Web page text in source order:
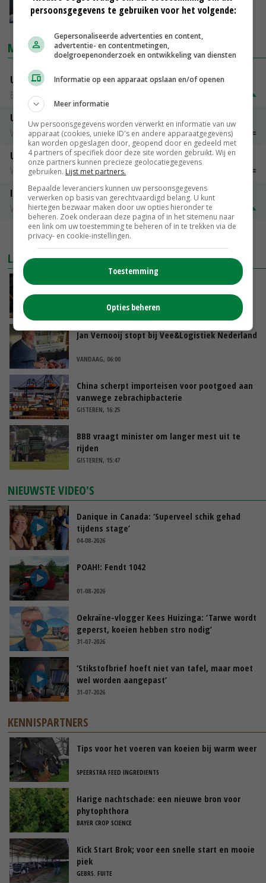
01-02-2018
MARKTPRIJZEN
Uitbetaalprijs DCA BestPigletPrice
Biggen weekprijzen
Uitbetaalprijs Compaxo
Vleesvarkens
€ 1,22 € 0,00
Uitbetaalprijs Van Rooi Meat
Vleesvarkens
ISN prijs Frankrijk
Vleesvarkens
€ 1,78
MEER MARKTPRIJZEN
LAATSTE NIEUWS
Zalmkweker wil ‘standaard neerzetten die als
voorbeeld kan dienen voor sector’
VANDAAG, 06:21
Jan Vernooij stopt bij Vee&Logistiek Nederland
VANDAAG, 06:00
China scherpt importeisen voor pootgoed aan
vanwege zebrachipbacterie
GISTEREN, 16:25
BBB vraagt minister om langer mest uit te
rijden
GISTEREN, 15:47
NIEUWSTE VIDEO'S
Danique in Canada: ‘Superveel schik gehad
tijdens stage’
04-08-2026
POAH!: Fendt 1042
01-08-2026
Oekraïne-vlogger Kees Huizinga: ‘Tarwe wordt
geperst, koeien hebben stro nodig’
31-07-2026
‘Stikstofbrief hoeft niet van tafel, maar moet
wel worden aangepast’
31-07-2026
KENNISPARTNERS
Tips voor het voeren van koeien bij warm weer
SPEERSTRA FEED INGREDIENTS
Harige nachtschade: een nieuwe bron voor
phytophthora
BAYER CROP SCIENCE
Kick Start Brok; voor een snelle start en mooie
piek
GEBRS. FUITE
persoonsgegevens te gebruiken voor het volgende:
Gepersonaliseerde advertenties en content,
advertentie- en contentmetingen,
doelgroepenonderzoek en ontwikkeling van diensten
Informatie op een apparaat opslaan en/of openen
Meer informatie
Uw persoonsgegevens worden verwerkt en informatie van uw
apparaat (cookies, unieke ID's en andere apparaatgegevens)
kan worden opgeslagen door, geopend door en gedeeld met
4 partners of specifiek door deze site worden gebruikt. Wij en
onze partners kunnen precieze geolocatiegegevens
gebruiken. Lijst met partners.
Bepaalde leveranciers kunnen uw persoonsgegevens
verwerken op basis van gerechtvaardigd belang. U kunt
hiertegen bezwaar maken door uw opties hieronder te
beheren. Zoek onderaan deze pagina of in het sitemenu naar
een link om uw toestemming te beheren of in te trekken via de
privacy- en cookie-instellingen.
Toestemming
Opties beheren